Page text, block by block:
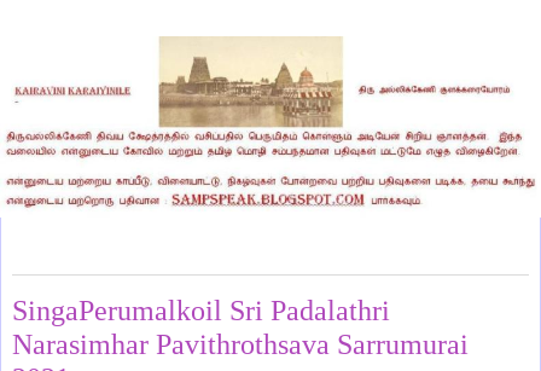
SingaPerumalkoil Sri Padalathri
Narasimhar Pavithrothsava Sarrumurai